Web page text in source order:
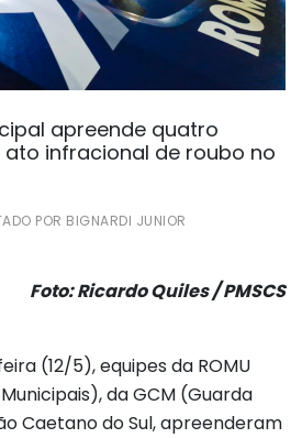
apreende quatro
infracional de roubo no
POR BIGNARDI JUNIOR
Foto: Ricardo Quiles / PMSCS
(12/5), equipes da ROMU
da GCM (Guarda
Caetano do Sul, apreenderam